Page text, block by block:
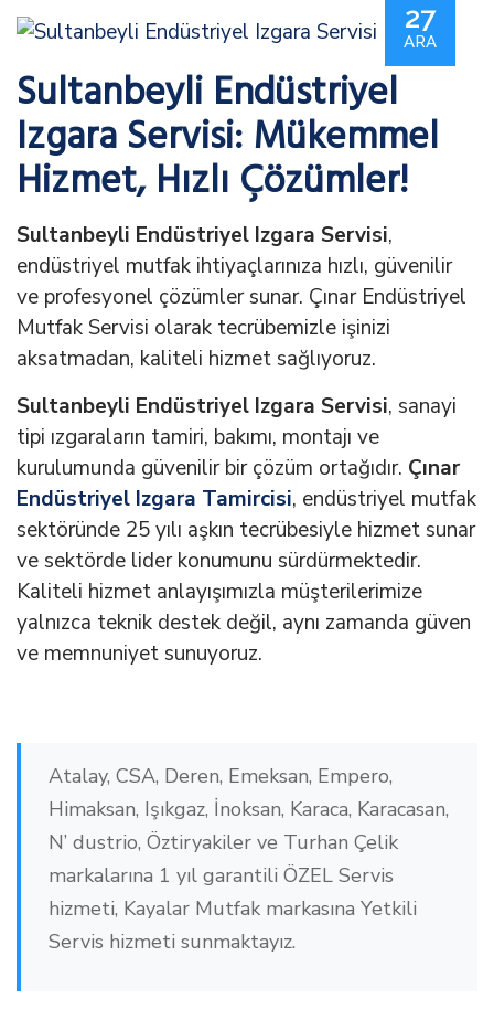
27
ARA
Sultanbeyli Endüstriyel
Izgara Servisi: Mükemmel
Hizmet, Hızlı Çözümler!
Sultanbeyli Endüstriyel Izgara Servisi,
endüstriyel mutfak ihtiyaçlarınıza hızlı, güvenilir
ve profesyonel çözümler sunar. Çınar Endüstriyel
Mutfak Servisi olarak tecrübemizle işinizi
aksatmadan, kaliteli hizmet sağlıyoruz.
Sultanbeyli Endüstriyel Izgara Servisi, sanayi
tipi ızgaraların tamiri, bakımı, montajı ve
kurulumunda güvenilir bir çözüm ortağıdır. Çınar
Endüstriyel Izgara Tamircisi, endüstriyel mutfak
sektöründe 25 yılı aşkın tecrübesiyle hizmet sunar
ve sektörde lider konumunu sürdürmektedir.
Kaliteli hizmet anlayışımızla müşterilerimize
yalnızca teknik destek değil, aynı zamanda güven
ve memnuniyet sunuyoruz.
Atalay, CSA, Deren, Emeksan, Empero,
Himaksan, Işıkgaz, İnoksan, Karaca, Karacasan,
N’ dustrio, Öztiryakiler ve Turhan Çelik
markalarına 1 yıl garantili ÖZEL Servis
hizmeti, Kayalar Mutfak markasına Yetkili
Servis hizmeti sunmaktayız.